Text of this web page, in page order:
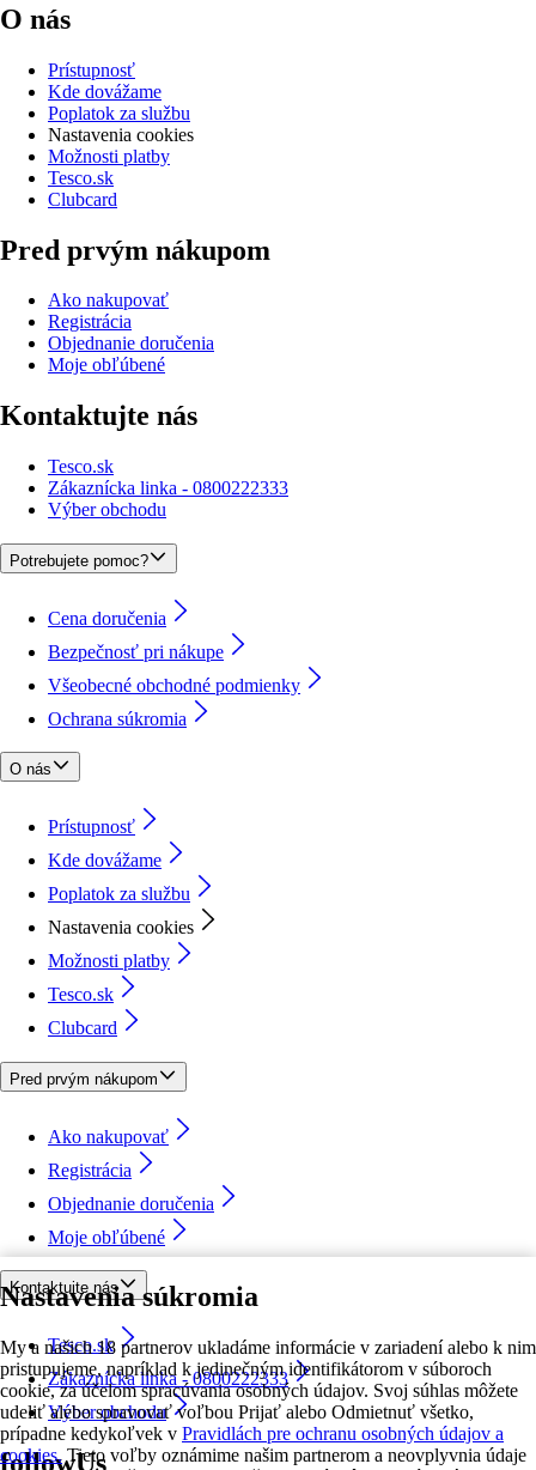
Nastavenia súkromia
My a našich 18 partnerov ukladáme informácie v zariadení alebo k nim
pristupujeme, napríklad k jedinečným identifikátorom v súboroch
cookie, za účelom spracúvania osobných údajov. Svoj súhlas môžete
udeliť alebo spravovať voľbou Prijať alebo Odmietnuť všetko,
prípadne kedykoľvek v Pravidlách pre ochranu osobných údajov a
cookies. Tieto voľby oznámime našim partnerom a neovplyvnia údaje
O nás
Prístupnosť
Kde dovážame
Poplatok za službu
Nastavenia cookies
Možnosti platby
Tesco.sk
Clubcard
Pred prvým nákupom
Ako nakupovať
Registrácia
Objednanie doručenia
Moje obľúbené
Kontaktujte nás
Tesco.sk
Zákaznícka linka - 0800222333
Výber obchodu
Potrebujete pomoc?
Cena doručenia
Bezpečnosť pri nákupe
Všeobecné obchodné podmienky
Ochrana súkromia
O nás
Prístupnosť
Kde dovážame
Poplatok za službu
Nastavenia cookies
Možnosti platby
Tesco.sk
Clubcard
Pred prvým nákupom
Ako nakupovať
Registrácia
Objednanie doručenia
Moje obľúbené
Kontaktujte nás
Tesco.sk
Zákaznícka linka - 0800222333
Výber obchodu
followUs